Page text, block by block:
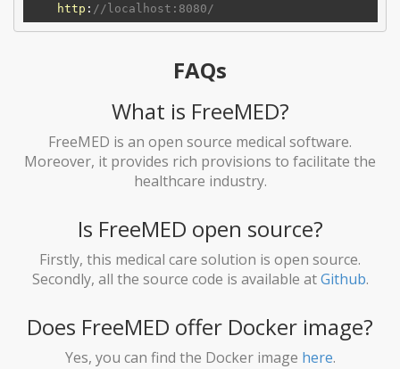
http : //localhost:8080/
FAQs
What is FreeMED?
FreeMED is an open source medical software.
Moreover, it provides rich provisions to facilitate the
healthcare industry.
Is FreeMED open source?
Firstly, this medical care solution is open source.
Secondly, all the source code is available atGithub.
Does FreeMED offer Docker image?
Yes, you can find the Docker image here.